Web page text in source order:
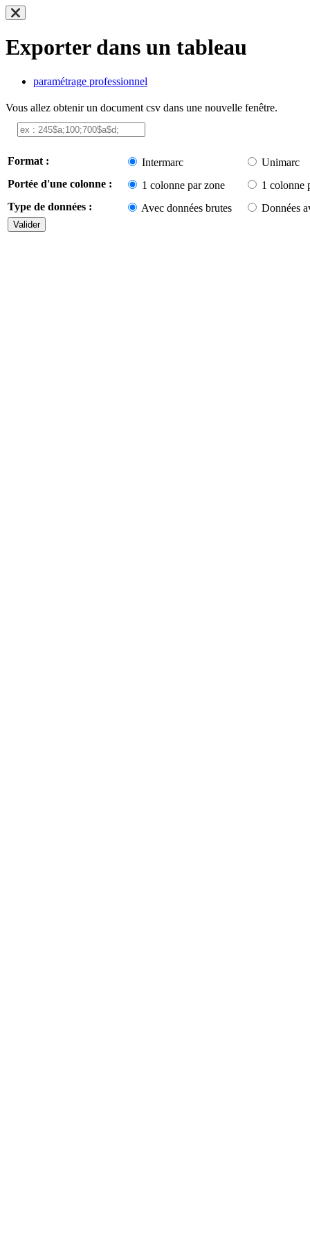
Exporter dans un tableau
paramétrage professionnel
Vous allez obtenir un document csv dans une nouvelle fenêtre.
Format : Intermarc
Unimarc
Portée d'une colonne :
1 colonne par zone
1 colonne
Type de données :
Avec données brutes Données